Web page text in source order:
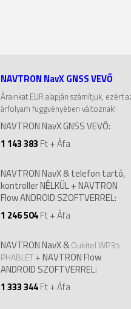
NAVTRON NavX GNSS VEVŐ
Árainkat EUR alapján számítjuk, ezért
árfolyam függvényében változnak!
NAVTRON NavX GNSS VEVŐ:
1 143 383 Ft + Áfa
NAVTRON NavX & telefon tartó,
kontroller NÉLKÜL + NAVTRON
Flow ANDROID SZOFTVERREL:
1 246 504Ft + Áfa
NAVTRON NavX &Oukitel WP35
PHABLET+ NAVTRON Flow
ANDROID SZOFTVERREL:
1 333 344Ft + Áfa